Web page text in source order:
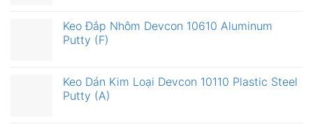
Keo Đắp Nhôm Devcon 10610 Aluminum
Putty (F)
Keo Dán Kim Loại Devcon 10110 Plastic Steel
Putty (A)